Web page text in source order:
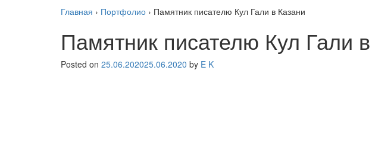
Главная › Портфолио › Памятник писателю Кул Гали в Казани
Памятник писателю Кул Гали
Posted on 25.06.202025.06.2020 by E K